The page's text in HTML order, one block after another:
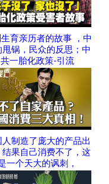
育亲历者的故事 ，中
甩锅，民众的反思；中
共一胎化政策-引流
人制造了庞大的产品出
结果自己消费不了，这
一个天大的讽刺，